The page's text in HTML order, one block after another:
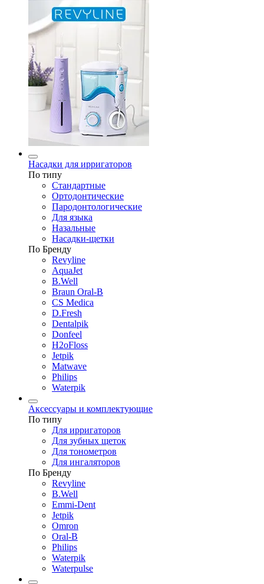
Насадки для ирригаторов
По типу
Стандартные
Ортодонтические
Пародонтологические
Для языка
Назальные
Насадки-щетки
По Бренду
Revyline
AquaJet
B.Well
Braun Oral-B
CS Medica
D.Fresh
Dentalpik
Donfeel
H2oFloss
Jetpik
Matwave
Philips
Waterpik
Аксессуары и комплектующие
По типу
Для ирригаторов
Для зубных щеток
Для тонометров
Для ингаляторов
По Бренду
Revyline
B.Well
Emmi-Dent
Jetpik
Omron
Oral-B
Philips
Waterpik
Waterpulse